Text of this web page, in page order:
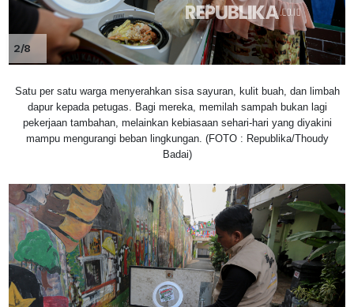
2/8
Satu per satu warga menyerahkan sisa sayuran, kulit buah, dan limbah
dapur kepada petugas. Bagi mereka, memilah sampah bukan lagi
pekerjaan tambahan, melainkan kebiasaan sehari-hari yang diyakini
mampu mengurangi beban lingkungan. (FOTO : Republika/Thoudy
Badai)